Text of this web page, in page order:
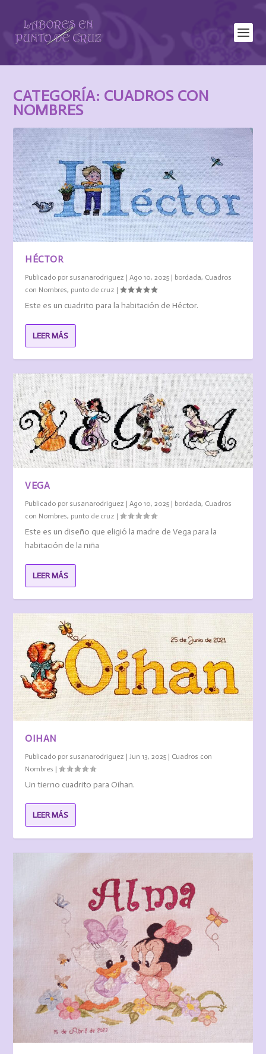
CATEGORÍA: CUADROS CON
NOMBRES
HÉCTOR
Publicado por susanarodriguez |Ago 10, 2025 | bordada, Cuadros
con Nombres, punto de cruz |
Este es un cuadrito para la habitación de Héctor.
LEER MÁS
VEGA
Publicado por susanarodriguez |Ago 10, 2025 | bordada, Cuadros
con Nombres, punto de cruz |
Este es un diseño que eligió la madre de Vega para la
habitación de la niña
LEER MÁS
OIHAN
Publicado por susanarodriguez |Jun 13, 2025 | Cuadros con
Nombres |
Un tierno cuadrito para Oihan.
LEER MÁS